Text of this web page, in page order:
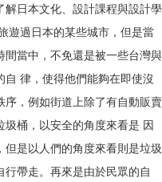
解日本文化、設計課程與設計學
遊過日本的某些城市，但是當
間當中，不免還是被一些台灣與
自 律，使得他們能夠在即使沒
，例如街道上除了有自動販賣
圾桶，以安全的角度來看是 因
是以人們的角度來看則是垃圾
帶走。再來是由於民眾的自